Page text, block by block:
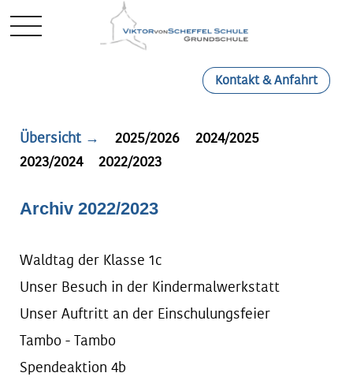
Mobile Menu Toggle
Kontakt & Anfahrt
Übersicht → 2025/2026
2024/2025
2023/2024
2022/2023
Archiv 2022/2023
Waldtag der Klasse 1c
Unser Besuch in der Kindermalwerkstatt
Unser Auftritt an der Einschulungsfeier
Tambo - Tambo
Spendeaktion 4b